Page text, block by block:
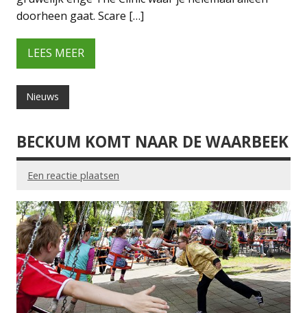
doorheen gaat. Scare […]
LEES MEER
Nieuws
BECKUM KOMT NAAR DE WAARBEEK
Een reactie plaatsen